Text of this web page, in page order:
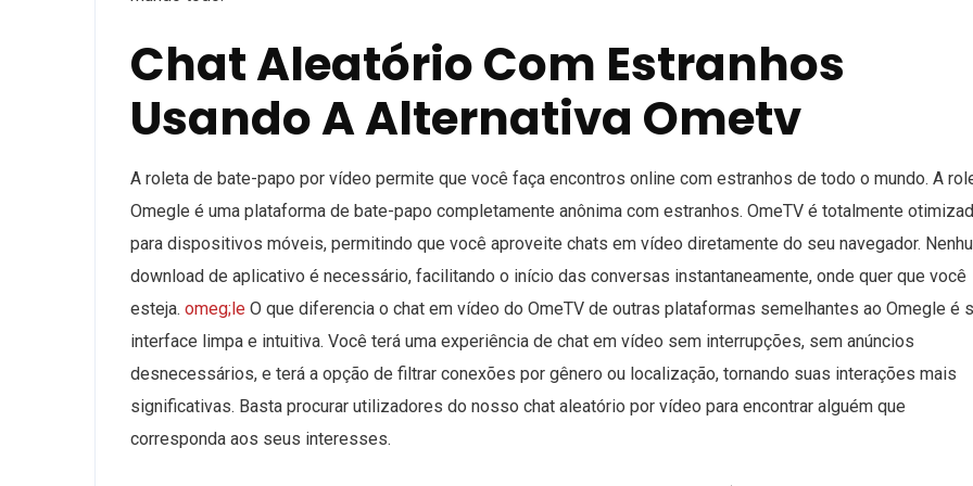
Chat Aleatório Com Estranhos
Usando A Alternativa Ometv
A roleta de bate-papo por vídeo permite que você faça encontros online com estranhos de todo o mundo. A
Omegle é uma plataforma de bate-papo completamente anônima com estranhos. OmeTV é totalmente
para dispositivos móveis, permitindo que você aproveite chats em vídeo diretamente do seu navegador.
download de aplicativo é necessário, facilitando o início das conversas instantaneamente, onde quer que você
esteja. omeg;le O que diferencia o chat em vídeo do OmeTV de outras plataformas semelhantes ao Omegle é
interface limpa e intuitiva. Você terá uma experiência de chat em vídeo sem interrupções, sem anúncios
desnecessários, e terá a opção de filtrar conexões por gênero ou localização, tornando suas interações mais
significativas. Basta procurar utilizadores do nosso chat aleatório por vídeo para encontrar alguém que
corresponda aos seus interesses.